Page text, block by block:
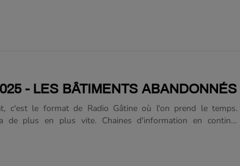
à des sujets que l'on ne traite pas au quotidien. Sur les
- LES BÂTIMENTS ABANDONNÉS
c'est le format de Radio Gâtine où l'on prend le temps.
de plus en plus vite. Chaines d'information en continu,